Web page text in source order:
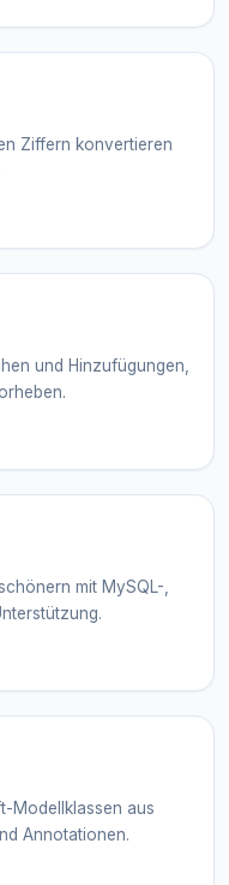
Ziffern konvertieren
und Hinzufügungen,
mit MySQL-,
Modellklassen aus
Annotationen.